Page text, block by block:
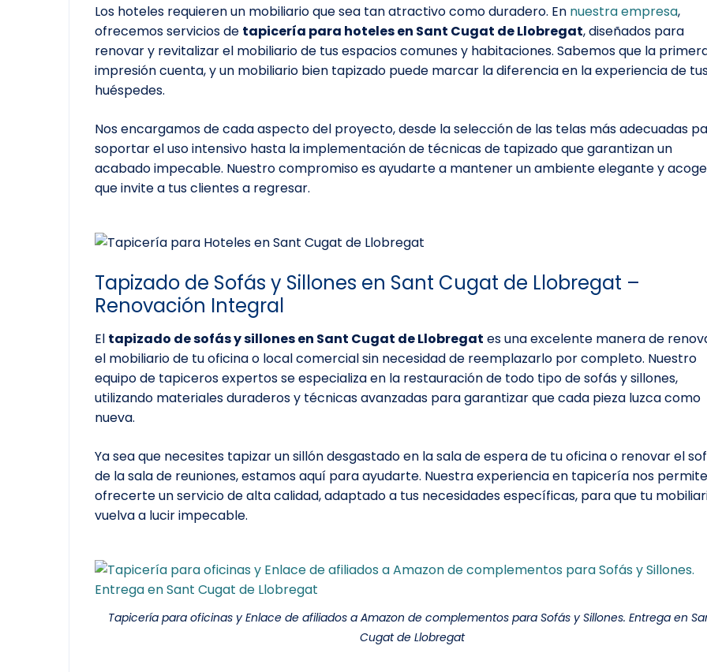
Los hoteles requieren un mobiliario que sea tan atractivo como duradero. En nuestra empresa,
ofrecemos servicios de tapicería para hoteles en Sant Cugat de Llobregat, diseñados para
renovar y revitalizar el mobiliario de tus espacios comunes y habitaciones. Sabemos que la
impresión cuenta, y un mobiliario bien tapizado puede marcar la diferencia en la experiencia de
huéspedes.
Nos encargamos de cada aspecto del proyecto, desde la selección de las telas más adecuadas
soportar el uso intensivo hasta la implementación de técnicas de tapizado que garantizan un
acabado impecable. Nuestro compromiso es ayudarte a mantener un ambiente elegante y
que invite a tus clientes a regresar.
Tapizado de Sofás y Sillones en Sant Cugat de Llobregat –
Renovación Integral
El tapizado de sofás y sillones en Sant Cugat de Llobregat es una excelente manera de
el mobiliario de tu oficina o local comercial sin necesidad de reemplazarlo por completo. Nuestro
equipo de tapiceros expertos se especializa en la restauración de todo tipo de sofás y sillones,
utilizando materiales duraderos y técnicas avanzadas para garantizar que cada pieza luzca como
nueva.
Ya sea que necesites tapizar un sillón desgastado en la sala de espera de tu oficina o renovar el
de la sala de reuniones, estamos aquí para ayudarte. Nuestra experiencia en tapicería nos permite
ofrecerte un servicio de alta calidad, adaptado a tus necesidades específicas, para que tu
vuelva a lucir impecable.
Tapicería para oficinas y Enlace de afiliados a Amazon de complementos para Sofás y Sillones. Entrega en
Cugat de Llobregat